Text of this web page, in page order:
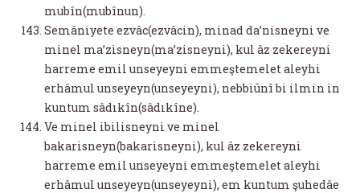
mubîn(mubînun).
Semâniyete ezvâc(ezvâcin), minad da’nisneyni ve
minel ma’zisneyn(ma’zisneyni), kul âz zekereyni
harreme emil unseyeyni emmeştemelet aleyhi
erhâmul unseyeyn(unseyeyni), nebbiûnî bi ilmin in
kuntum sâdıkîn(sâdıkîne).
Ve minel ibilisneyni ve minel
bakarisneyn(bakarisneyni), kul âz zekereyni
harreme emil unseyeyni emmeştemelet aleyhi
erhâmul unseyeyn(unseyeyni), em kuntum şuhedâe